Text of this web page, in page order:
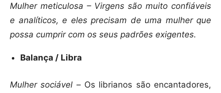
Mulher meticulosa – Virgens são muito confiáveis
e analíticos, e eles precisam de uma mulher que
possa cumprir com os seus padrões exigentes.
Balança / Libra
Mulher sociável – Os librianos são encantadores,